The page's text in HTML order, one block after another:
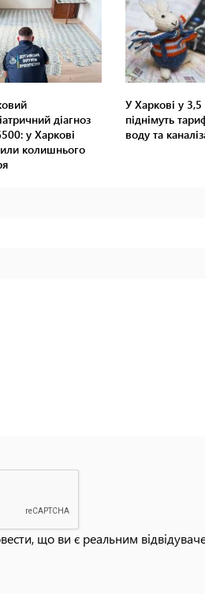
діагноз
у Харкові
колишнього
У Харкові у 3,5
піднімуть
воду та
що ви є реальним